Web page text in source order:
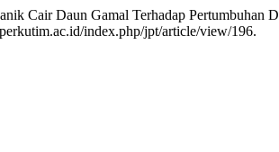
Cair Daun Gamal Terhadap Pertumbuhan
index.php/jpt/article/view/196.